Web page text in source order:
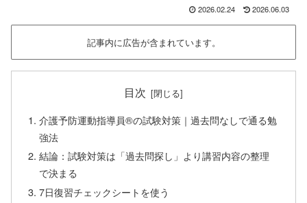
2026.02.24 2026.06.03
記事内に広告が含まれています。
目次
介護予防運動指導員®の試験対策｜過去問なしで通る勉
強法
結論：試験対策は「過去問探し」より講習内容の整理
で決まる
7日復習チェックシートを使う